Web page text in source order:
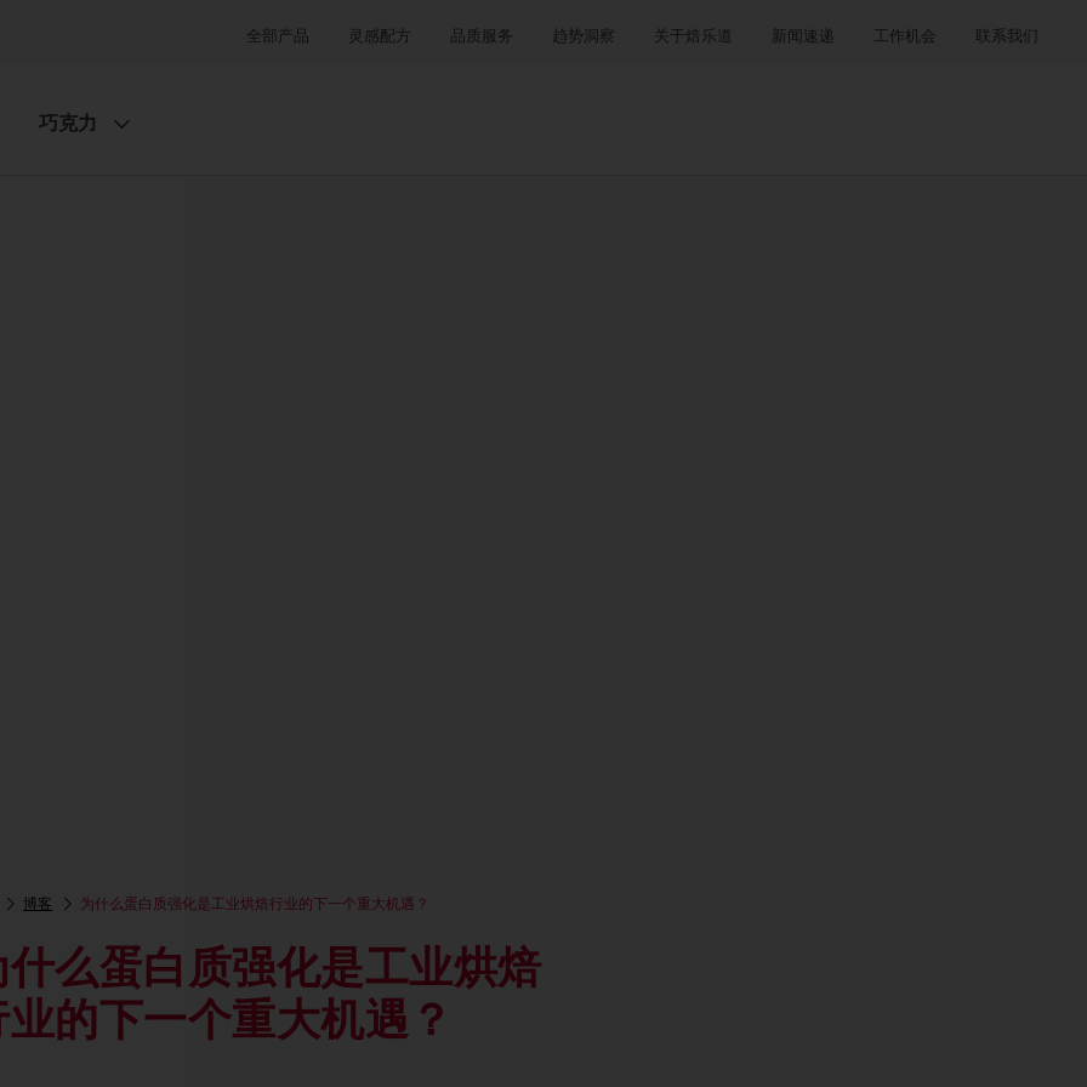
全部产品 灵感配方 品质服务 趋势洞察 关于焙乐道 新闻速递 工作机会 联系我们
巧克力
博客 为什么蛋白质强化是工业烘焙行业的下一个重大机遇？
么蛋白质强化是工业烘焙
的下一个重大机遇？